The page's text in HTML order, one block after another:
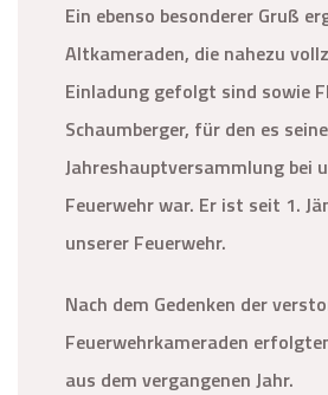
Ein ebenso besonderer Gruß
Altkameraden, die nahezu
Einladung gefolgt sind sowie
Schaumberger, für den es
Jahreshauptversammlung bei
Feuerwehr war. Er ist seit 1.
unserer Feuerwehr.
Nach dem Gedenken der
Feuerwehrkameraden
aus dem vergangenen Jahr.